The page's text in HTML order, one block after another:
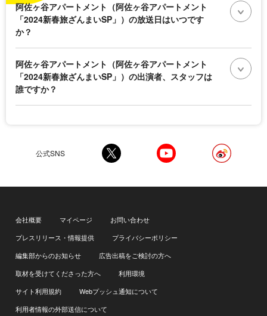
阿佐ヶ谷アパートメント（阿佐ヶ谷アパートメント
「2024新春旅ざんまいSP」）の放送日はいつです
か？
阿佐ヶ谷アパートメント（阿佐ヶ谷アパートメント
「2024新春旅ざんまいSP」）の出演者、スタッフは
誰ですか？
公式SNS
会社概要 マイページ
お問い合わせ
プレスリリース・情報提供
プライバシーポリシー
編集部からのお知らせ
広告出稿をご検討の方へ
取材を受けてくださった方へ
利用環境
サイト利用規約
Webプッシュ通知について
利用者情報の外部送信について